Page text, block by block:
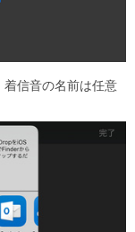
信音の名前は任意